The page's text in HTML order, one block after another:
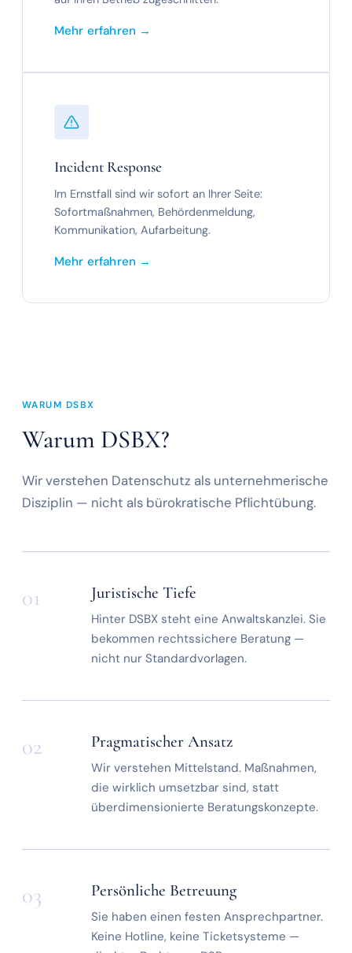
Mehr erfahren →
Incident Response
Im Ernstfall sind wir sofort an Ihrer Seite:
Sofortmaßnahmen, Behördenmeldung,
Kommunikation, Aufarbeitung.
Mehr erfahren →
WARUM DSBX
Warum DSBX?
Wir verstehen Datenschutz als unternehmerische
Disziplin — nicht als bürokratische Pflichtübung.
01 Juristische Tiefe
Hinter DSBX steht eine Anwaltskanzlei. Sie
bekommen rechtssichere Beratung —
nicht nur Standardvorlagen.
02 Pragmatischer Ansatz
Wir verstehen Mittelstand. Maßnahmen,
die wirklich umsetzbar sind, statt
überdimensionierte Beratungskonzepte.
03 Persönliche Betreuung
Sie haben einen festen Ansprechpartner.
Keine Hotline, keine Ticketsysteme —